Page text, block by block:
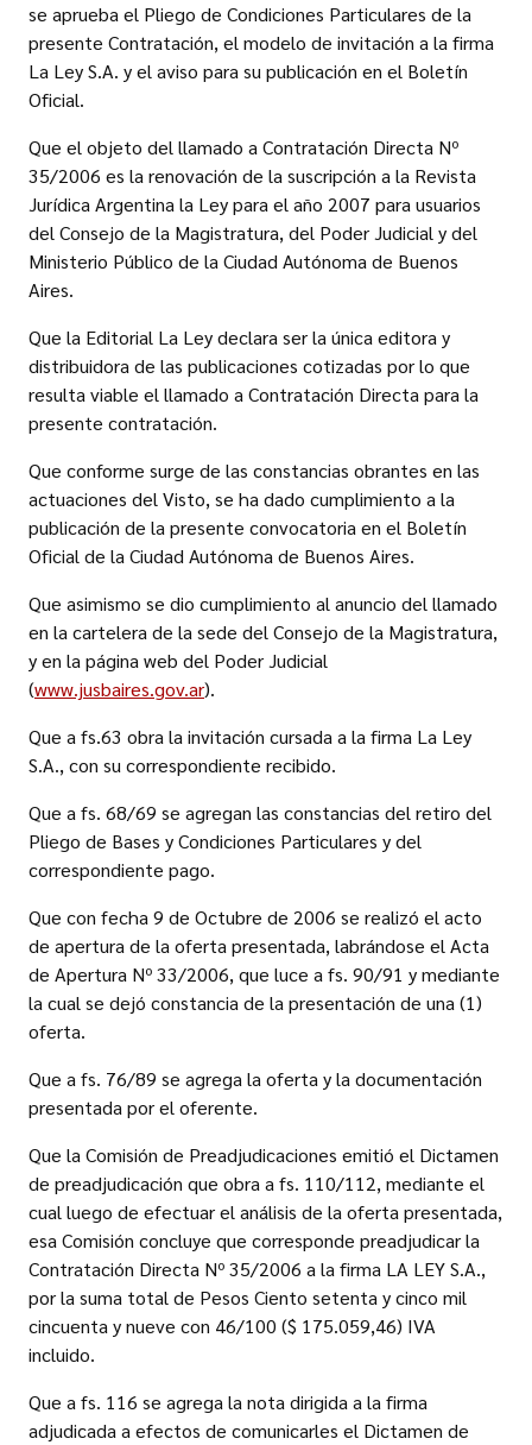
se aprueba el Pliego de Condiciones Particulares de la
presente Contratación, el modelo de invitación a la firma
La Ley S.A. y el aviso para su publicación en el Boletín
Oficial.
Que el objeto del llamado a Contratación Directa Nº
35/2006 es la renovación de la suscripción a la Revista
Jurídica Argentina la Ley para el año 2007 para usuarios
del Consejo de la Magistratura, del Poder Judicial y del
Ministerio Público de la Ciudad Autónoma de Buenos
Aires.
Que la Editorial La Ley declara ser la única editora y
distribuidora de las publicaciones cotizadas por lo que
resulta viable el llamado a Contratación Directa para la
presente contratación.
Que conforme surge de las constancias obrantes en las
actuaciones del Visto, se ha dado cumplimiento a la
publicación de la presente convocatoria en el Boletín
Oficial de la Ciudad Autónoma de Buenos Aires.
Que asimismo se dio cumplimiento al anuncio del llamado
en la cartelera de la sede del Consejo de la Magistratura,
y en la página web del Poder Judicial
(www.jusbaires.gov.ar).
Que a fs.63 obra la invitación cursada a la firma La Ley
S.A., con su correspondiente recibido.
Que a fs. 68/69 se agregan las constancias del retiro del
Pliego de Bases y Condiciones Particulares y del
correspondiente pago.
Que con fecha 9 de Octubre de 2006 se realizó el acto
de apertura de la oferta presentada, labrándose el Acta
de Apertura Nº 33/2006, que luce a fs. 90/91 y mediante
la cual se dejó constancia de la presentación de una (1)
oferta.
Que a fs. 76/89 se agrega la oferta y la documentación
presentada por el oferente.
Que la Comisión de Preadjudicaciones emitió el Dictamen
de preadjudicación que obra a fs. 110/112, mediante el
cual luego de efectuar el análisis de la oferta presentada,
esa Comisión concluye que corresponde preadjudicar la
Contratación Directa Nº 35/2006 a la firma LA LEY S.A.,
por la suma total de Pesos Ciento setenta y cinco mil
cincuenta y nueve con 46/100 ($ 175.059,46) IVA
incluido.
Que a fs. 116 se agrega la nota dirigida a la firma
adjudicada a efectos de comunicarles el Dictamen de